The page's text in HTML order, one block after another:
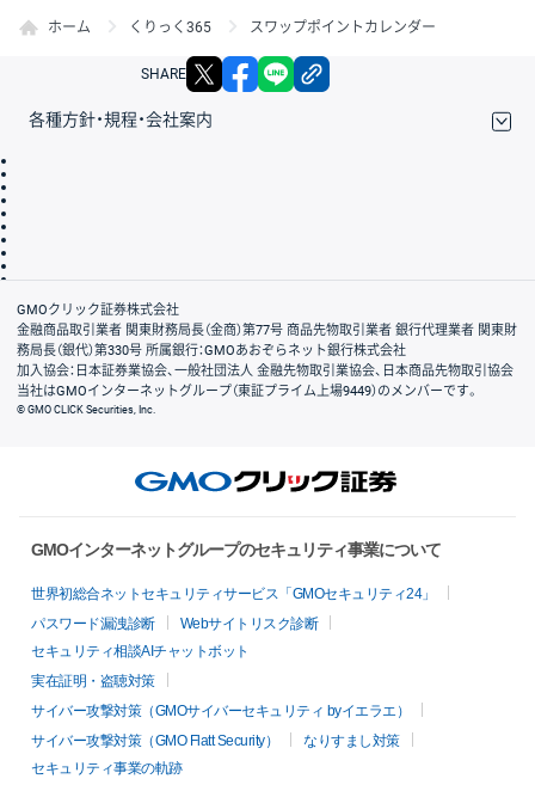
ホーム くりっく365 スワップポイントカレンダー
SHARE X facebook
各種方針・規程・会社案内
会社案内
GMOクリック証券株式会社
金融商品取引業者 関東財務局長（金商）第77号 商品先物取引業者 銀行代理業者 関東財
務局長（銀代）第330号 所属銀行：GMOあおぞらネット銀行株式会社
加入協会：日本証券業協会、一般社団法人 金融先物取引業協会、日本商品先物取引協会
当社はGMOインターネットグループ（東証プライム上場9449）のメンバーです。
© GMO CLICK Securities, Inc.
GMOインターネットグループのセキュリティ事業について
世界初総合ネットセキュリティサービス「GMOセキュリティ24」
パスワード漏洩診断
Webサイトリスク診断
セキュリティ相談AIチャットボット
実在証明・盗聴対策
サイバー攻撃対策（GMOサイバーセキュリティ byイエラエ）
サイバー攻撃対策（GMO Flatt Security）
なりすまし対策
セキュリティ事業の軌跡